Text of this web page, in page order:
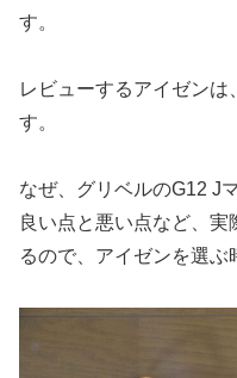
す。
レビューするアイゼン
す。
なぜ、グリベルのG12 J
良い点と悪い点など、
るので、アイゼンを選ぶ